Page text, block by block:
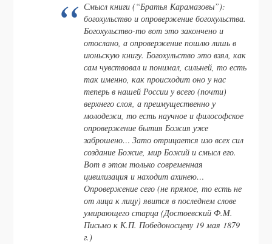
Смысл книги (“Братья Карамазовы”):
богохульство и опровержение богохульства.
Богохульство-то вот это закончено и
отослано, а опровержение пошлю лишь в
июньскую книгу. Богохульство это взял, как
сам чувствовал и понимал, сильней, то есть
так именно, как происходит оно у нас
теперь в нашей России у всего (почти)
верхнего слоя, а преимущественно у
молодежи, то есть научное и философское
опровержение бытия Божия уже
заброшено… Зато отрицается изо всех сил
создание Божие, мир Божий и смысл его.
Вот в этом только современная
цивилизация и находит ахинею…
Опровержение сего (не прямое, то есть не
от лица к лицу) явится в последнем слове
умирающего старца (Достоевский Ф.М.
Письмо к К.П. Победоносцеву 19 мая 1879
г.)